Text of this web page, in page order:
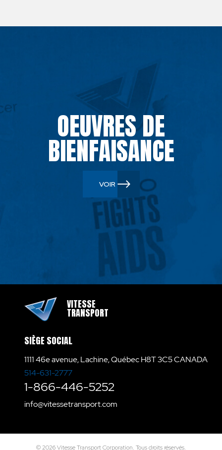
OEUVRES DE
BIENFAISANCE
VOIR
VITESSE
TRANSPORT
SIÈGE SOCIAL
1111 46e avenue, Lachine, Québec H8T 3C5 CANADA
514-631-2777
1-866-446-5252
info@vitessetransport.com
© 2026 Vitesse Transport Corporation. Tous droits réservés.